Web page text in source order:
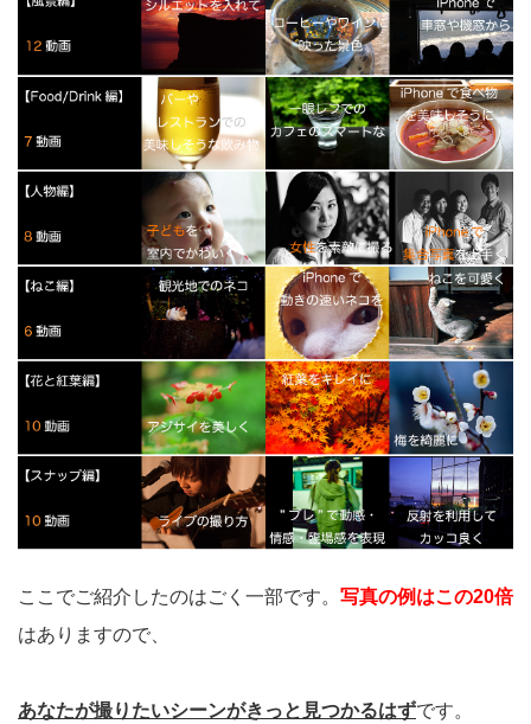
ここでご紹介したのはごく一部です。 写真の例はこの20倍
はありますので、
あなたが撮りたいシーンがきっと見つかるはずです。